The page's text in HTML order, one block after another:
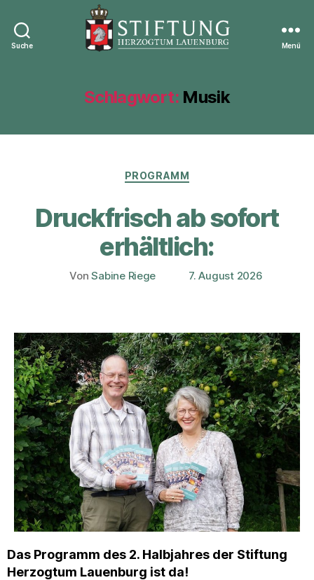
Suche
Lauenburg
Menü
Schlagwort: Musik
Kategorien
PROGRAMM
Druckfrisch ab sofort
erhältlich:
Beitragsautor
VonSabine Riege Veröffentlichungsdatum
7. August 2026
Das Programm des 2. Halbjahres der Stiftung
Herzogtum Lauenburg ist da!